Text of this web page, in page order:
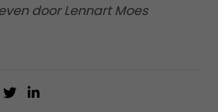
door Lennart Moes